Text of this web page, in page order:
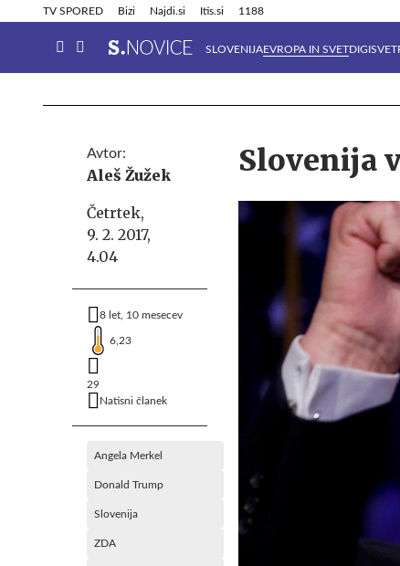
TV SPORED Bizi Najdi.si Itis.si 1188
SLOVENIJAEVROPA IN SVETDIGISVET
Info in obvestila Tehnik
Avtor:
Aleš Žužek
Četrtek,
9. 2. 2017,
4.04
8 let, 10 mesecev
6,23
29
Natisni članek
Angela Merkel
Donald Trump
Slovenija
ZDA
Slovenija